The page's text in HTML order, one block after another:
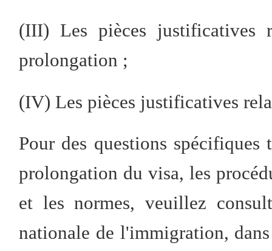
(III) Les pièces justificatives
prolongation ;
(IV) Les pièces justificatives
Pour des questions
prolongation du visa, les
et les normes, veuillez
nationale de l'immigration,